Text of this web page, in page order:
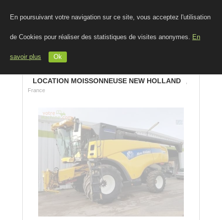
En poursuivant votre navigation sur ce site, vous acceptez l'utilisation
de Cookies pour réaliser des statistiques de visites anonymes. En
savoir plus Ok
LOCATION MOISSONNEUSE NEW HOLLAND
France